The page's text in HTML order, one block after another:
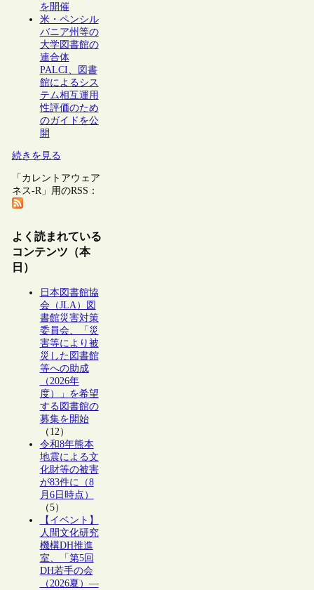
を開催
米・ペンシル
バニア州等の
大学図書館の
連合体
PALCI、図書
館によるシス
テム相互運用
性評価のため
のガイドを公
開
続きを見る
「カレントアウェア
ネス-R」用のRSS：
よく読まれている
コンテンツ（本
日）
日本図書館協
会（JLA）図
書館災害対策
委員会、「災
害等により被
災した図書館
等への助成
（2026年
度）」を希望
する図書館の
募集を開始
（12）
令和8年熊本
地震による文
化財等の被害
が83件に（8
月6日時点）
（5）
【イベント】
人間文化研究
機構DH推進
室、「第5回
DH若手の会
（2026夏）―